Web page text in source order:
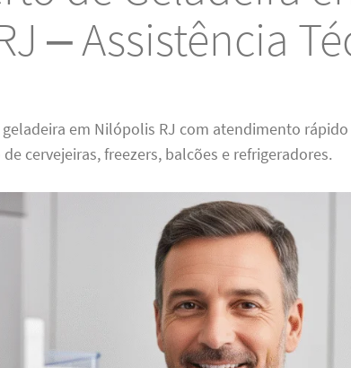
– Assistência
em Nilópolis RJ com atendimento
cervejeiras, freezers, balcões e refrigeradores.